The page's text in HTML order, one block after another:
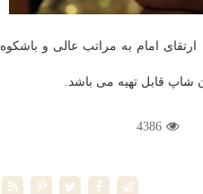
امام به مراتب عالی و باشكوه
4386